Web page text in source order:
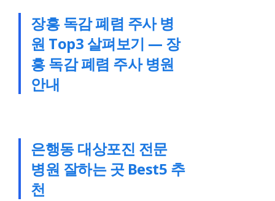
장흥 독감 폐렴 주사 병
원 Top3 살펴보기 — 장
흥 독감 폐렴 주사 병원
안내
은행동 대상포진 전문
병원 잘하는 곳 Best5 추
천